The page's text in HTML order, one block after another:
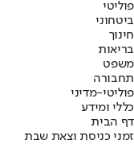
פוליטי
ביטחוני
חינוך
בריאות
משפט
תחבורה
פוליטי-מדיני
כללי ומידע
דף הבית
זמני כניסת וצאת שבת